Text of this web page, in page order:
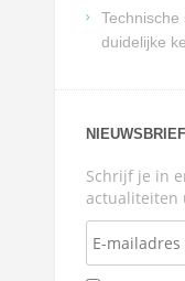
duidelijke
Schrijf je in
actualiteiten